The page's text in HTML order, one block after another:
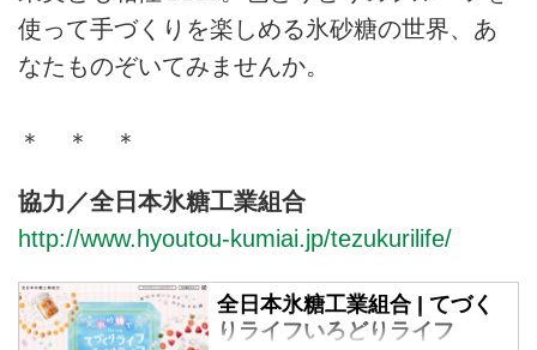
使って手づくりを楽しめる氷砂糖の世界、あ
なたものぞいてみませんか。
＊ ＊ ＊
協力／全日本氷糖工業組合
http://www.hyoutou-kumiai.jp/tezukurilife/
全日本氷糖工業組合 | てづく
りライフいろどりライフ